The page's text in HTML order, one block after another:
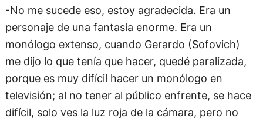
-No me sucede eso, estoy agradecida. Era un
personaje de una fantasía enorme. Era un
monólogo extenso, cuando Gerardo (Sofovich)
me dijo lo que tenía que hacer, quedé paralizada,
porque es muy difícil hacer un monólogo en
televisión; al no tener al público enfrente, se hace
difícil, solo ves la luz roja de la cámara, pero no